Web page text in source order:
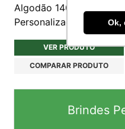
Ok,
Algodão 140 g/m²
Personalizada
VER PRODUTO
COMPARAR PRODUTO
Brindes